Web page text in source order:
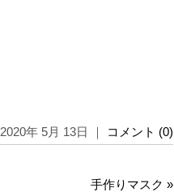
2020年 5月 13日 ｜ コメント (0)
手作りマスク »